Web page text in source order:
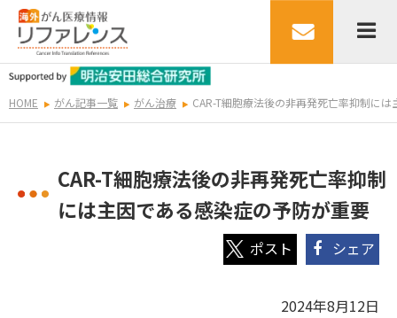
HOME がん記事一覧 がん治療 CAR-T細胞療法後の非再発死亡率抑制に
CAR-T細胞療法後の非再発死亡率抑制
には主因である感染症の予防が重要
シェア
2024年8月12日